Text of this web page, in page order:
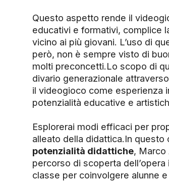
Questo aspetto rende il
educativi e formativi, complice
vicino ai più giovani. L’uso di
però, non è sempre visto di
molti preconcetti.Lo scopo di
divario generazionale
il videogioco come esperienza
potenzialità educative e
Esplorerai modi efficaci per
alleato della didattica.In questo
potenzialità didattiche, Marco
percorso di scoperta
classe per coinvolgere alunne